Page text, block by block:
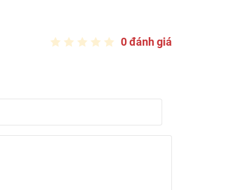
0 đánh giá